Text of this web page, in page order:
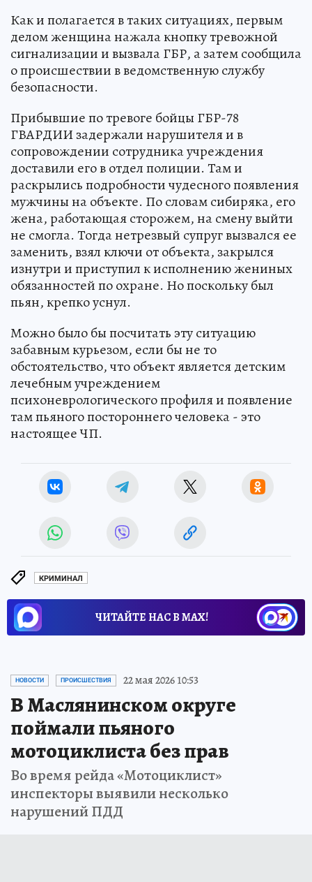
Как и полагается в таких ситуациях, первым
делом женщина нажала кнопку тревожной
сигнализации и вызвала ГБР, а затем сообщила
о происшествии в ведомственную службу
безопасности.
Прибывшие по тревоге бойцы ГБР-78
ГВАРДИИ задержали нарушителя и в
сопровождении сотрудника учреждения
доставили его в отдел полиции. Там и
раскрылись подробности чудесного появления
мужчины на объекте. По словам сибиряка, его
жена, работающая сторожем, на смену выйти
не смогла. Тогда нетрезвый супруг вызвался ее
заменить, взял ключи от объекта, закрылся
изнутри и приступил к исполнению жениных
обязанностей по охране. Но поскольку был
пьян, крепко уснул.
Можно было бы посчитать эту ситуацию
забавным курьезом, если бы не то
обстоятельство, что объект является детским
лечебным учреждением
психоневрологического профиля и появление
там пьяного постороннего человека - это
настоящее ЧП.
КРИМИНАЛ
ЧИТАЙТЕ НАС В МАХ!
НОВОСТИ ПРОИСШЕСТВИЯ 22 мая 2026 10:53
В Маслянинском округе
поймали пьяного
мотоциклиста без прав
Во время рейда «Мотоциклист»
инспекторы выявили несколько
нарушений ПДД